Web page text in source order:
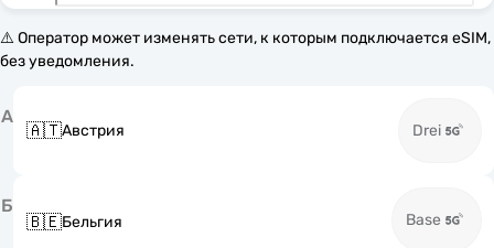
⚠️ Оператор может изменять сети, к которым подключается eSIM,
без уведомления.
А
🇦🇹Австрия Drei
Б
🇧🇪Бельгия Base